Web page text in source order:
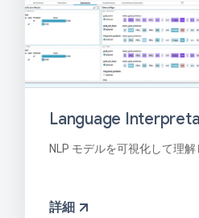
Language
NLP モデルを可視化して理解
詳細